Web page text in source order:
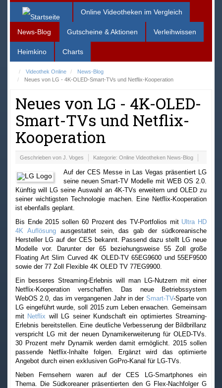
Online Videotheken im Vergleich
News-Blog Gutscheine & Aktionen Verleihwissen
Heimkino Charts
Videothek Online
News-Blog
Neues von LG - 4K-OLED-Smart-TVs und Netflix-Kooperation
Neues von LG - 4K-OLED-
Smart-TVs und Netflix-
Kooperation
Geschrieben von J. Voges Kategorie: Online Videotheken News-Blog
Auf der CES Messe in Las Vegas präsentiert LG
seine neuen Smart-TV Modelle mit WEB OS 2.0.
Künftig will LG seine Auswahl an 4K-TVs erweitern und OLED zu
seiner wichtigsten Technologie machen. Eine Netflix-Kooperation
ist ebenfalls geplant.
Bis Ende 2015 sollen 60 Prozent des TV-Portfolios mit Ultra HD
4K Auflösungausgestattet sein, das gab der südkoreanische
Hersteller LG auf der CES bekannt. Passend dazu stellt LG neue
Modelle vor. Darunter der 65 beziehungsweise 55 Zoll große
Floating Art Slim Curved 4K OLED-TV 65EG9600 und 55EF9500
sowie der 77 Zoll Flexible 4K OLED TV 77EG9900.
Ein besseres Streaming-Erlebnis will man LG-Nutzern mit einer
Netflix-Kooperation verschaffen. Das neue Betriebssystem
WebOS 2.0, das im vergangenen Jahr in der Smart-TV-Sparte von
LG eingeführt wurde, soll 2015 zum Leben erwachen. Gemeinsam
mit Netflix will LG seiner Kundschaft ein optimiertes Streaming-
Erlebnis bereitstellen. Eine deutliche Verbesserung der Bildbrillanz
verspricht LG mit der neuen Dynamikerweiterung für OLED-TVs.
30 Prozent mehr Dynamik werden damit ermöglicht. 2015 sollen
passende Netflix-Inhalte folgen. Ergänzt wird das optimierte
Angebot durch einen exklusiven GoPro-Kanal für LG-TVs.
Neben Fernsehern waren auf der CES LG-Smartphones ein
Thema. Die Südkoreaner präsentierten den G Flex-Nachfolger G